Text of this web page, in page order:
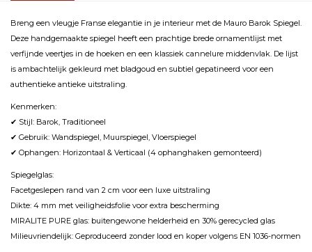
Breng een vleugje Franse elegantie in je interieur met de Mauro Barok Spiegel.
Deze handgemaakte spiegel heeft een prachtige brede ornamentlijst met
verfijnde veertjes in de hoeken en een klassiek cannelure middenvlak. De lijst
is ambachtelijk gekleurd met bladgoud en subtiel gepatineerd voor een
authentieke antieke uitstraling.
Kenmerken:
✔ Stijl: Barok, Traditioneel
✔ Gebruik: Wandspiegel, Muurspiegel, Vloerspiegel
✔ Ophangen: Horizontaal & Verticaal (4 ophanghaken gemonteerd)
Spiegelglas:
Facetgeslepen rand van 2 cm voor een luxe uitstraling
Dikte: 4 mm met veiligheidsfolie voor extra bescherming
MIRALITE PURE glas: buitengewone helderheid en 30% gerecycled glas
Milieuvriendelijk: Geproduceerd zonder lood en koper volgens EN 1036-normen